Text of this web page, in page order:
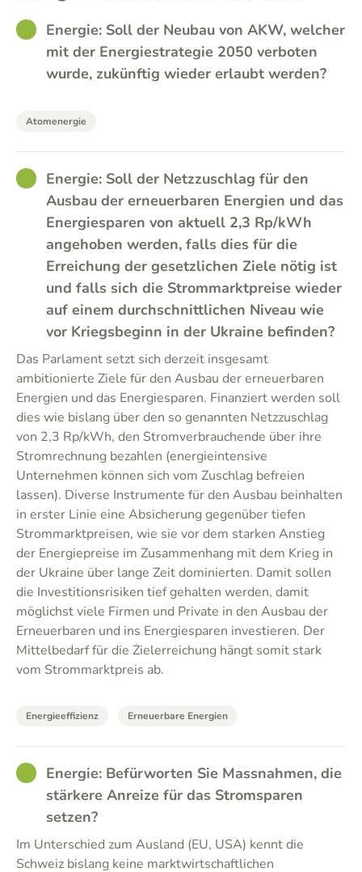
GOODEnergie: Soll der Neubau von AKW, welcher
mit der Energiestrategie 2050 verboten
wurde, zukünftig wieder erlaubt werden?
Atomenergie
GOODEnergie: Soll der Netzzuschlag für den
Ausbau der erneuerbaren Energien und das
Energiesparen von aktuell 2,3 Rp/kWh
angehoben werden, falls dies für die
Erreichung der gesetzlichen Ziele nötig ist
und falls sich die Strommarktpreise wieder
auf einem durchschnittlichen Niveau wie
vor Kriegsbeginn in der Ukraine befinden?
Das Parlament setzt sich derzeit insgesamt
ambitionierte Ziele für den Ausbau der erneuerbaren
Energien und das Energiesparen. Finanziert werden soll
dies wie bislang über den so genannten Netzzuschlag
von 2,3 Rp/kWh, den Stromverbrauchende über ihre
Stromrechnung bezahlen (energieintensive
Unternehmen können sich vom Zuschlag befreien
lassen). Diverse Instrumente für den Ausbau beinhalten
in erster Linie eine Absicherung gegenüber tiefen
Strommarktpreisen, wie sie vor dem starken Anstieg
der Energiepreise im Zusammenhang mit dem Krieg in
der Ukraine über lange Zeit dominierten. Damit sollen
die Investitionsrisiken tief gehalten werden, damit
möglichst viele Firmen und Private in den Ausbau der
Erneuerbaren und ins Energiesparen investieren. Der
Mittelbedarf für die Zielerreichung hängt somit stark
vom Strommarktpreis ab.
Energieeffizienz Erneuerbare Energien
GOODEnergie: Befürworten Sie Massnahmen, die
stärkere Anreize für das Stromsparen
setzen?
Im Unterschied zum Ausland (EU, USA) kennt die
Schweiz bislang keine marktwirtschaftlichen